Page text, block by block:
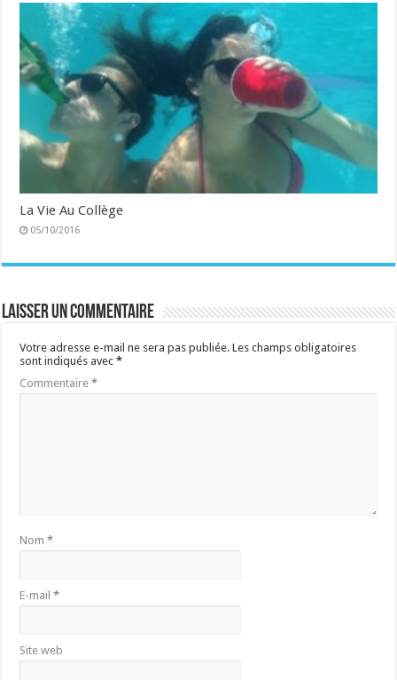
La Vie Au Collège
05/10/2016
Laisser un commentaire
Votre adresse e-mail ne sera pas publiée. Les champs obligatoires
sont indiqués avec*
Commentaire*
Nom*
E-mail*
Site web